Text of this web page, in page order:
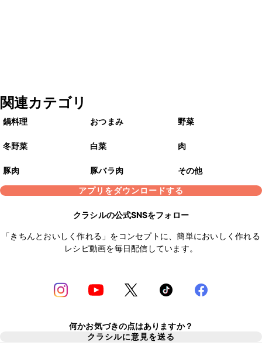
関連カテゴリ
鍋料理 おつまみ 野菜
冬野菜 白菜 肉
豚肉 豚バラ肉
その他
アプリをダウンロードする
クラシルの公式SNSをフォロー
「きちんとおいしく作れる」をコンセプトに、簡単においしく作れる
レシピ動画を毎日配信しています。
何かお気づきの点はありますか？
クラシルに意見を送る